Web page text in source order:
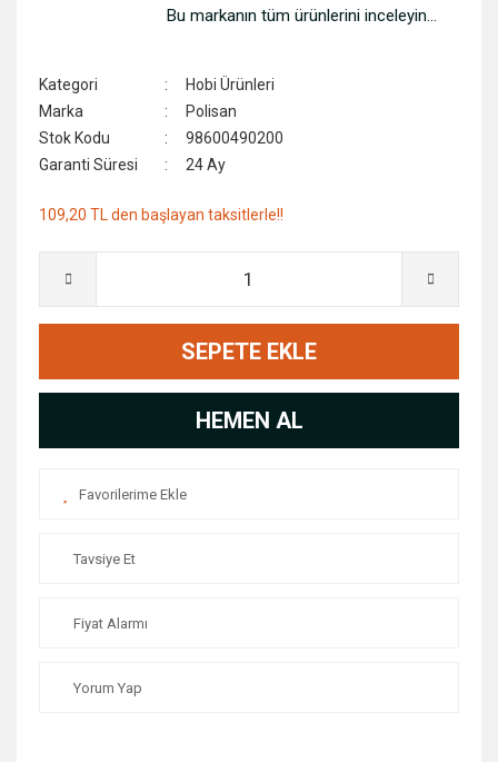
Bu markanın tüm ürünlerini inceleyin...
Kategori
Hobi Ürünleri
Marka
Polisan
Stok Kodu
98600490200
Garanti Süresi
24 Ay
109,20 TL den başlayan taksitlerle!!
SEPETE EKLE
HEMEN AL
Tavsiye Et
Fiyat Alarmı
Yorum Yap